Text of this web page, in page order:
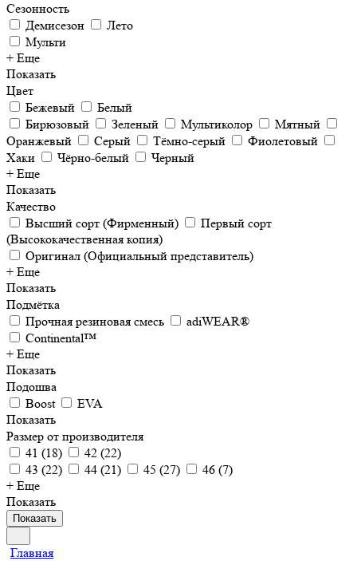
Сезонность
Демисезон
Лето
Мульти
+ Еще
Показать
Цвет
Бежевый
Белый
Бирюзовый
Зеленый Мультиколор
Мятный
Оранжевый
Серый Тёмно-серый
Фиолетовый
Хаки
Чёрно-белый
Черный
+ Еще
Показать
Качество
Высший сорт (Фирменный)
Первый сорт
(Высококачественная копия)
Оригинал (Официальный представитель)
+ Еще
Показать
Подмётка
Прочная резиновая смесь
adiWEAR®
Continental™
+ Еще
Показать
Подошва
Boost
EVA
Показать
Размер от производителя
41 (18) 42 (22)
43 (22) 44 (21) 45 (27) 46 (7)
+ Еще
Показать
Показать
Главная